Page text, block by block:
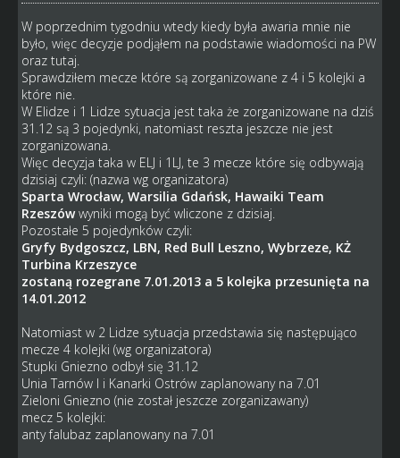
W poprzednim tygodniu wtedy kiedy była awaria mnie nie
było, więc decyzje podjąłem na podstawie wiadomości na PW
oraz tutaj.
Sprawdziłem mecze które są zorganizowane z 4 i 5 kolejki a
które nie.
W Elidze i 1 Lidze sytuacja jest taka że zorganizowane na dziś
31.12 są 3 pojedynki, natomiast reszta jeszcze nie jest
zorganizowana.
Więc decyzja taka w ELJ i 1LJ, te 3 mecze które się odbywają
dzisiaj czyli: (nazwa wg organizatora)
Sparta Wrocław, Warsilia Gdańsk, Hawaiki Team
Rzeszówwyniki mogą być wliczone z dzisiaj.
Pozostałe 5 pojedynków czyli:
Gryfy Bydgoszcz, LBN, Red Bull Leszno, Wybrzeze, KŻ
Turbina Krzeszyce
zostaną rozegrane 7.01.2013 a 5 kolejka przesunięta na
14.01.2012
Natomiast w 2 Lidze sytuacja przedstawia się następująco
mecze 4 kolejki (wg organizatora)
Stupki Gniezno odbył się 31.12
Unia Tarnów I i Kanarki Ostrów zaplanowany na 7.01
Zieloni Gniezno (nie został jeszcze zorganizawany)
mecz 5 kolejki:
anty falubaz zaplanowany na 7.01